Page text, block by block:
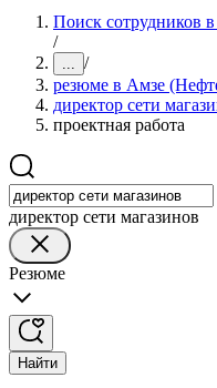
Поиск сотрудников
/
... /
резюме в Амзе
директор сети
проектная работа
директор сети магазинов
Резюме
Найти